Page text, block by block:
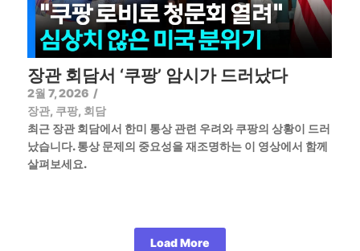
장관 회담서 ‘쿠팡’ 암시가 드러났다
2월 7, 2026 /
장관, 쿠팡, 회담
최근 장관 회담에서 한미 통상 관련 우려와 쿠팡의 상황이 드러
났습니다. 통상 문제의 중요성을 재조명하는 이 영상에서 함께
살펴보세요.
Load More